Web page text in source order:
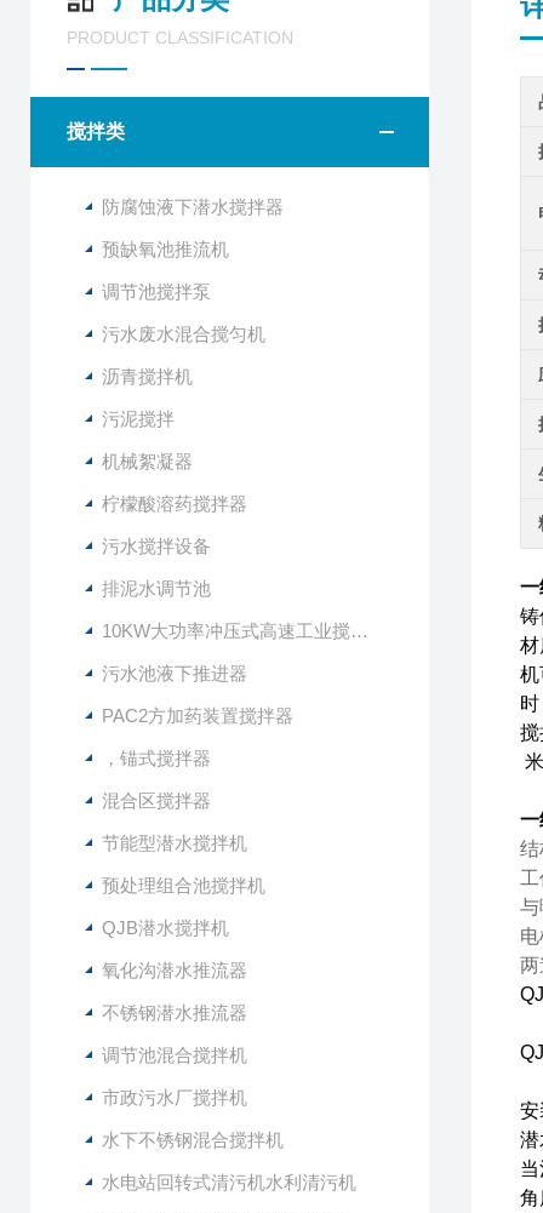
PRODUCT CLASSIFICATION
搅拌类
防腐蚀液下潜水搅拌器
预缺氧池推流机
调节池搅拌泵
污水废水混合搅匀机
沥青搅拌机
污泥搅拌
机械絮凝器
柠檬酸溶药搅拌器
污水搅拌设备
排泥水调节池
10KW大功率冲压式高速工业搅拌设备
污水池液下推进器
PAC2方加药装置搅拌器
，锚式搅拌器
混合区搅拌器
节能型潜水搅拌机
预处理组合池搅拌机
QJB潜水搅拌机
氧化沟潜水推流器
不锈钢潜水推流器
调节池混合搅拌机
市政污水厂搅拌机
水下不锈钢混合搅拌机
水电站回转式清污机水利清污机
一
铸
材
机
搅
一
结
与
两
安
潜
角